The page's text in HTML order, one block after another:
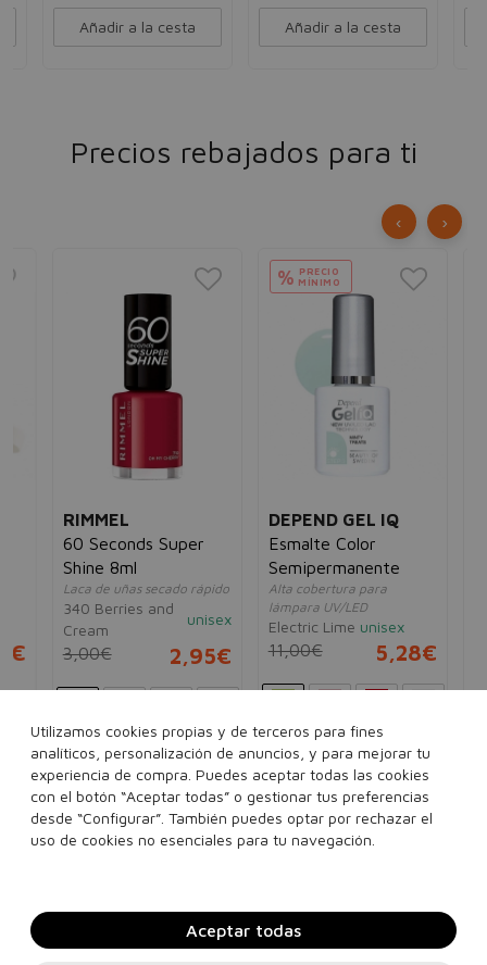
Añadir a la cesta Añadir a la cesta
Precios rebajados para ti
RIMMEL
60 Seconds Super
Shine 8ml
Laca de uñas secado rápido
340 Berries and
Cream
unisex
3,00€ 2,95€
809 Darling, You Are
Fabulous! color
Ver más...
Añadir a la cesta
% PRECIO
MÍNIMO
DEPEND GEL IQ
Esmalte Color
Semipermanente
Alta cobertura para
lámpara UV/LED
Electric Lime unisex
11,00€ 5,28€
Ver más...
Añadir a la cesta
‹ ›
Utilizamos cookies propias y de terceros para fines
analíticos, personalización de anuncios, y para mejorar tu
experiencia de compra. Puedes aceptar todas las cookies
con el botón “Aceptar todas” o gestionar tus preferencias
desde “Configurar”. También puedes optar por rechazar el
uso de cookies no esenciales para tu navegación.
Aceptar todas